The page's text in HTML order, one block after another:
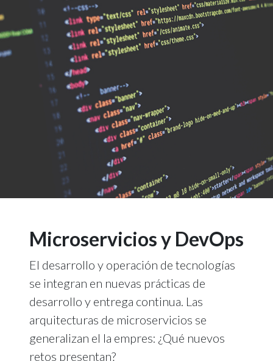
Microservicios y DevOps
El desarrollo y operación de tecnologías
se integran en nuevas prácticas de
desarrollo y entrega continua. Las
arquitecturas de microservicios se
generalizan el la empres: ¿Qué nuevos
retos presentan?